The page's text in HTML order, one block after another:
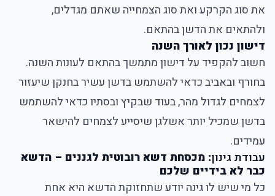
את סוג הקרקע ואת סוג הצמחייה שאתם מגדלים,
ולהתאים את הדשן בהתאם.
דישון נכון לאורך השנה
חשוב להקפיד על דישון מתמשך בהתאם לעונות השנה.
בחורף ובאביב כדאי להשתמש בדשן עשיר בחנקן שיעזור
לצמחים לגדול מהר, בעוד שבקיץ ובסתיו כדאי להשתמש
בדשן שמכיל יותר אשלגן שיסייע לצמחים להישאר
עמידים.
עבודת גינון: מכסחת דשא רובוטית לגננים – הדשא
כבר לא בידיים שלכם
כל מי שיש לו גינה יודע שתחזוקת הדשא היא אחת